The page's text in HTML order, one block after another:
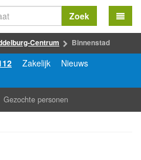
Zoek
Centrum Binnenstad
Zakelijk
Nieuws
Gezochte personen